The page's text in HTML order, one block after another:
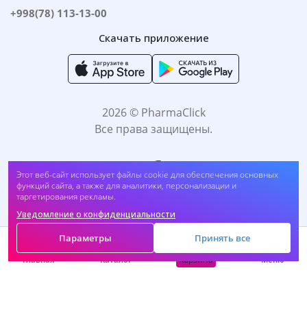
Этот веб-сайт использует файлы cookie для обеспечения основных
функций сайта, а также для аналитики, персонализации и
таргетирования рекламы.
Уведомление о конфиденциальности
Параметры Принять все
+998(78) 113-13-00
Скачать приложение
2026 © PharmaClick
Все права защищены.
Принимаем к оплате:
Главная Каталог Корзина Меню